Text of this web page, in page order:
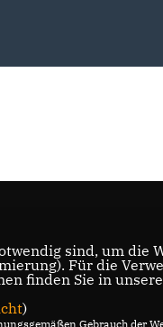
sind, um
Für die
finden Sie in
)
Gebrauch der